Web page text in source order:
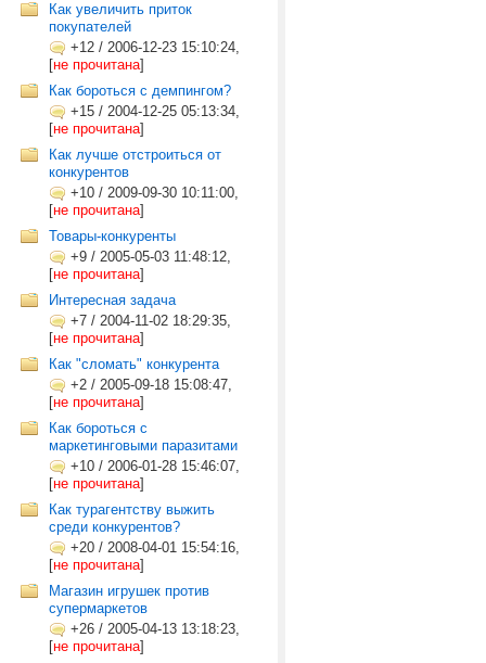
Как увеличить приток
покупателей
+12 / 2006-12-23 15:10:24,
[не прочитана]
Как бороться с демпингом?
+15 / 2004-12-25 05:13:34,
[не прочитана]
Как лучше отстроиться от
конкурентов
+10 / 2009-09-30 10:11:00,
[не прочитана]
Товары-конкуренты
+9 / 2005-05-03 11:48:12,
[не прочитана]
Интересная задача
+7 / 2004-11-02 18:29:35,
[не прочитана]
Как "сломать" конкурента
+2 / 2005-09-18 15:08:47,
[не прочитана]
Как бороться с
маркетинговыми паразитами
+10 / 2006-01-28 15:46:07,
[не прочитана]
Как турагентству выжить
среди конкурентов?
+20 / 2008-04-01 15:54:16,
[не прочитана]
Магазин игрушек против
супермаркетов
+26 / 2005-04-13 13:18:23,
[не прочитана]